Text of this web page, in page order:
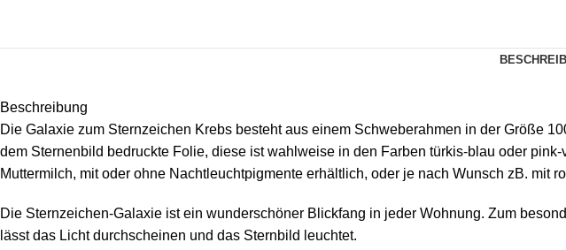
Beschreibung
Die Galaxie zum Sternzeichen Krebs besteht aus einem Schweberahmen in der Größe
dem Sternenbild bedruckte Folie, diese ist wahlweise in den Farben türkis-blau oder
Muttermilch, mit oder ohne Nachtleuchtpigmente erhältlich, oder je nach Wunsch zB. mit
Die Sternzeichen-Galaxie ist ein wunderschöner Blickfang in jeder Wohnung. Zum
lässt das Licht durchscheinen und das Sternbild leuchtet.